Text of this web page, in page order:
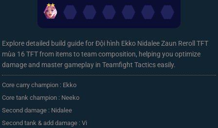
✭✭
Explore detailed build guide for Đội hình Ekko Nidalee Zaun Reroll TFT
mùa 16 TFT from items to team composition, helping you optimize
damage and master gameplay in Teamfight Tactics easily.
Core carry champion : Ekko
Core tank champion : Neeko
Second damage : Nidalee
Second tank & add damage : Vi